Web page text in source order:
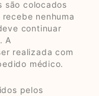
são colocados
nenhuma
continuar
A
realizada com
médico.
pelos